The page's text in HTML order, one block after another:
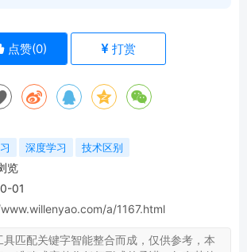
点赞(0) 打赏
深度学习 技术区别
览
01
a/1167.html
匹配关键字智能整合而成，仅供参考，本